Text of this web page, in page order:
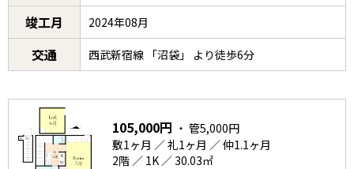
竣工月 2024年08月
交通 西武新宿線 「沼袋」 より徒歩6分
105,000円 ・ 管5,000円
敷1ヶ月 ／ 礼1ヶ月 ／ 仲1.1ヶ月
2階 ／ 1K ／ 30.03㎡